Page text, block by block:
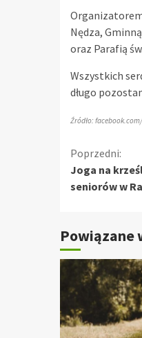
Nędza,
oraz Parafią
Wszystkich
długo
Źródło:
Poprzedni:
Joga na
seniorów w
Powiązane